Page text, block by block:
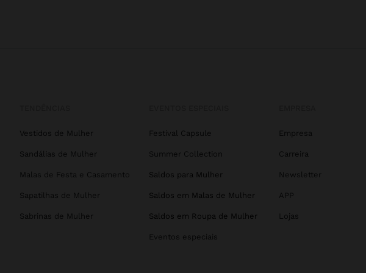
Vestidos de Mulher
Sandálias de Mulher
Malas de Festa e Casamento
Sapatilhas de Mulher
Sabrinas de Mulher
Festival Capsule
Summer Collection
Saldos para Mulher
Saldos em Malas de Mulher
Saldos em Roupa de Mulher
Eventos especiais
Empresa
Carreira
Newsletter
APP
Lojas